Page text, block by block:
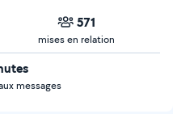
571
mises en relation
messages